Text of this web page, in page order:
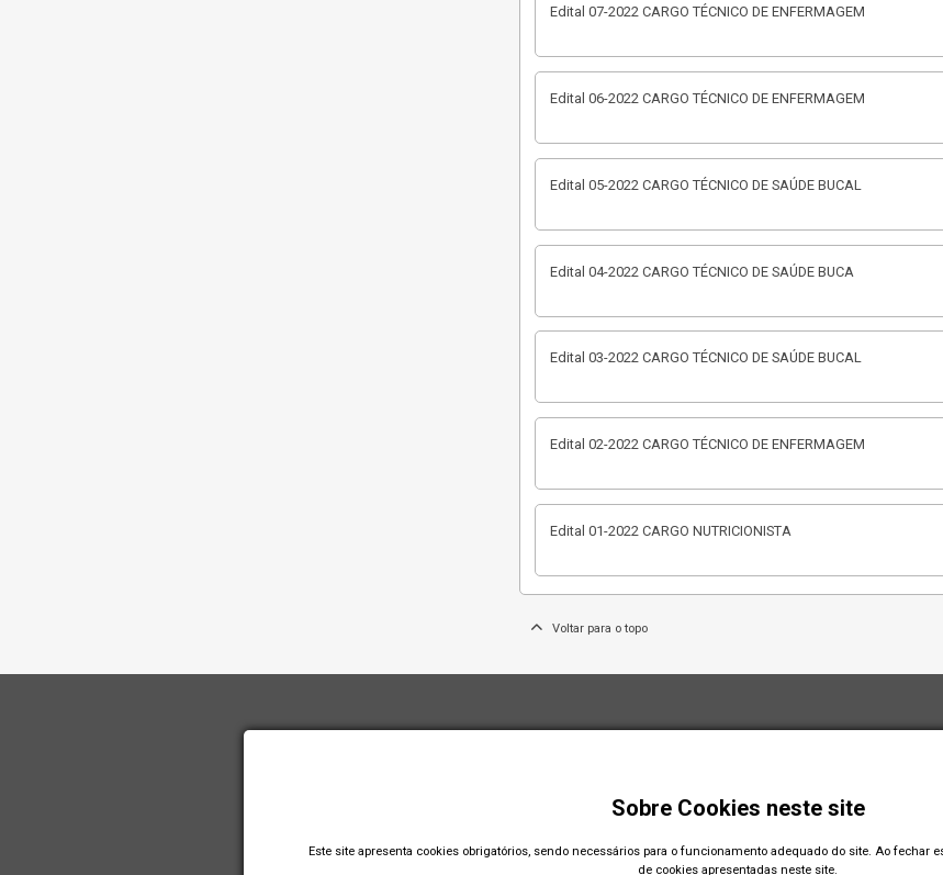
Edital 07-2022 CARGO TÉCNICO DE ENFERMAGEM
Edital 06-2022 CARGO TÉCNICO DE ENFERMAGEM
Edital 05-2022 CARGO TÉCNICO DE SAÚDE BUCAL
Edital 04-2022 CARGO TÉCNICO DE SAÚDE BUCA
Edital 03-2022 CARGO TÉCNICO DE SAÚDE BUCAL
Edital 02-2022 CARGO TÉCNICO DE ENFERMAGEM
Edital 01-2022 CARGO NUTRICIONISTA
Voltar para o topo
Sobre Cookies neste site
Este site apresenta cookies obrigatórios, sendo necessários para o funcionamento adequado do site. Ao fechar
de cookies apresentadas neste site.